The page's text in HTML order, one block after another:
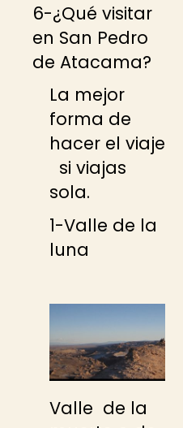
6-¿Qué visitar
en San Pedro
de Atacama?
La mejor
forma de
hacer el viaje
si viajas
sola.
1-Valle de la
luna
Valle de la